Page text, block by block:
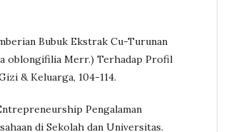
Bubuk Ekstrak Cu-Turunan
oblongifilia Merr.) Terhadap Profil
& Keluarga, 104-114.
Pengalaman
di Sekolah dan Universitas.